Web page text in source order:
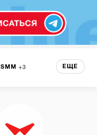
SMM 3 ЕЩЕ